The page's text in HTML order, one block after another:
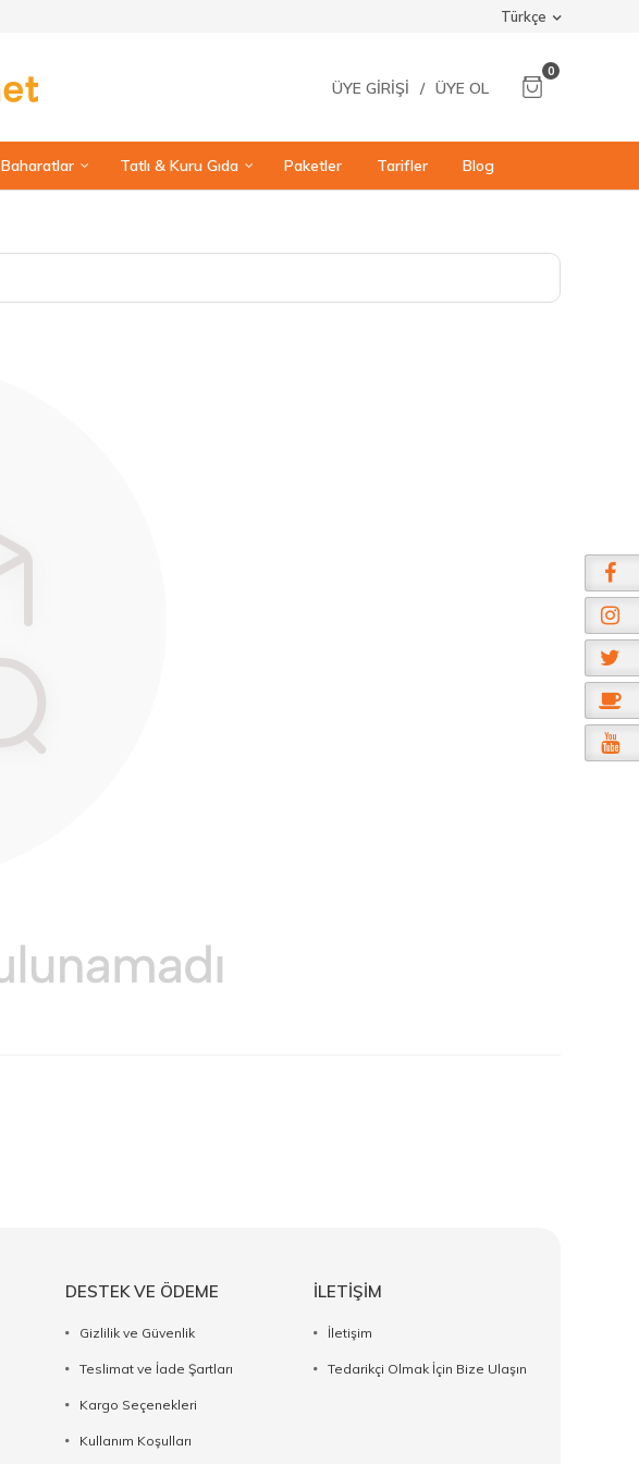
Türkçe
ÜYE GIRIŞI / ÜYE OL
0
Baharatlar Tatlı & Kuru Gıda Paketler Tarifler Blog
DESTEK VE ÖDEME
Gizlilik ve Güvenlik
Teslimat ve İade Şartları
Kargo Seçenekleri
Kullanım Koşulları
İLETİŞİM
İletişim
Tedarikçi Olmak İçin Bize Ulaşın